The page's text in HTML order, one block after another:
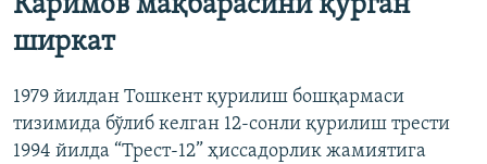
Каримов мақбарасини қурган
ширкат
1979 йилдан Тошкент қурилиш бошқармаси
тизимида бўлиб келган 12-сонли қурилиш трести
1994 йилда “Трест-12” ҳиссадорлик жамиятига